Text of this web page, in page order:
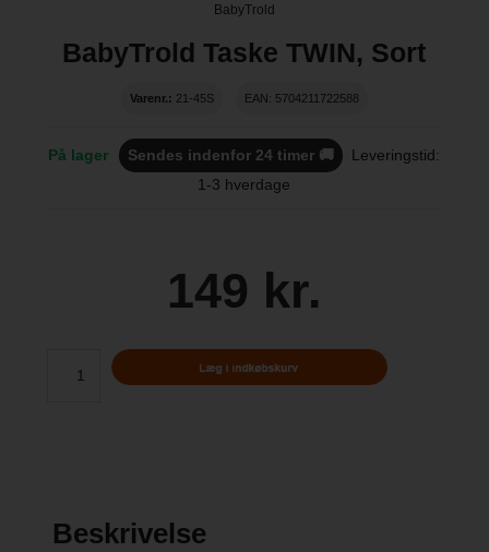
BabyTrold
BabyTrold Taske TWIN, Sort
Varenr.: 21-45S EAN: 5704211722588
På lager Sendes indenfor 24 timer 🚚
Leveringstid:
1-3 hverdage
149 kr.
Beskrivelse